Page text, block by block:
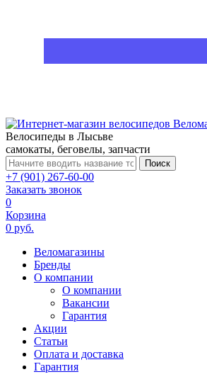
Велосипеды в Лысьве
самокаты, беговелы, запчасти
Поиск
+7 (901) 267-60-00
Заказать звонок
0
Корзина
0 руб.
Веломагазины
Бренды
О компании
О компании
Вакансии
Гарантия
Акции
Статьи
Оплата и доставка
Гарантия